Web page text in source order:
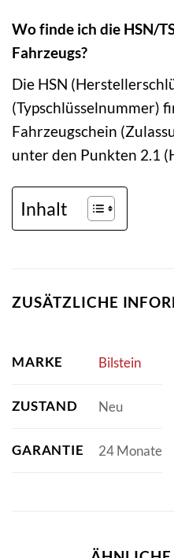
Wo finde ich die HSN/
Fahrzeugs?
Die HSN
(Typschlüsselnummer)
Fahrzeugschein
unter den Punkten 2.1
Inhalt
ZUSÄTZLICHE
MARKE Bilstein
ZUSTAND Neu
GARANTIE 24 Monate